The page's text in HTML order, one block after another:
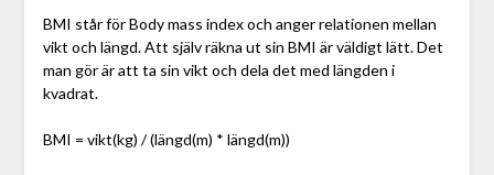
BMI står för Body mass index och anger relationen mellan
vikt och längd. Att själv räkna ut sin BMI är väldigt lätt. Det
man gör är att ta sin vikt och dela det med längden i
kvadrat.
BMI = vikt(kg) / (längd(m) * längd(m))